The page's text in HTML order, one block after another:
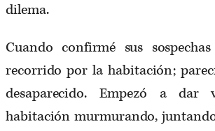
dilema.
Cuando confirmé sus
recorrido por la habitación;
desaparecido. Empezó a dar
habitación murmurando,